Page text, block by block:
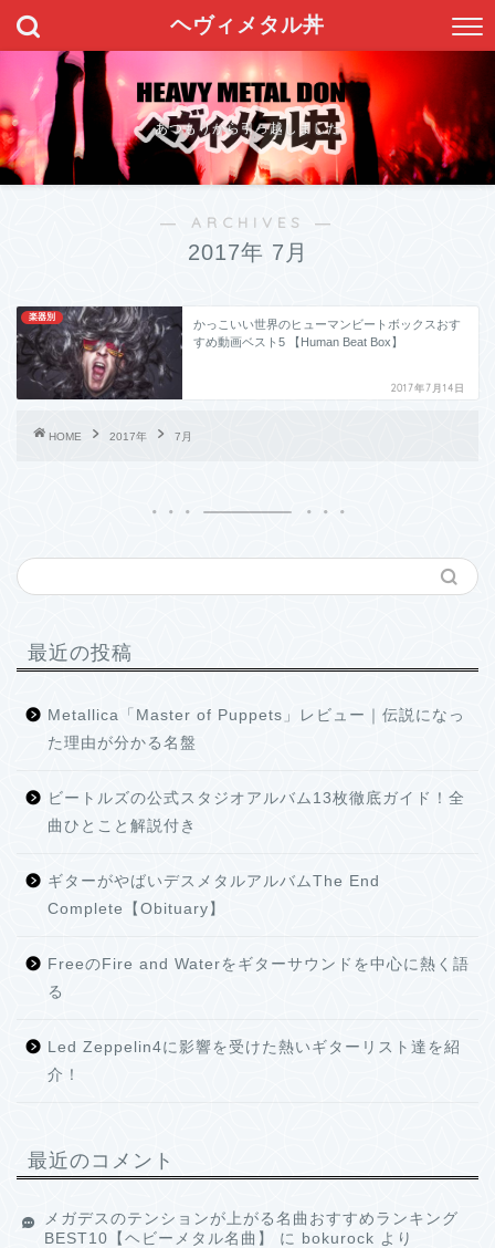
ヘヴィメタル丼
あつもりから引っ越しました
― ARCHIVES ―
2017年 7月
楽器別
かっこいい世界のヒューマンビートボックスおす
すめ動画ベスト5 【Human Beat Box】
2017年7月14日
HOME 2017年 7月
最近の投稿
Metallica「Master of Puppets」レビュー｜伝説になっ
た理由が分かる名盤
ビートルズの公式スタジオアルバム13枚徹底ガイド！全
曲ひとこと解説付き
ギターがやばいデスメタルアルバムThe End
Complete【Obituary】
FreeのFire and Waterをギターサウンドを中心に熱く語
る
Led Zeppelin4に影響を受けた熱いギターリスト達を紹
介！
最近のコメント
メガデスのテンションが上がる名曲おすすめランキング
BEST10【ヘビーメタル名曲】
に bokurock より